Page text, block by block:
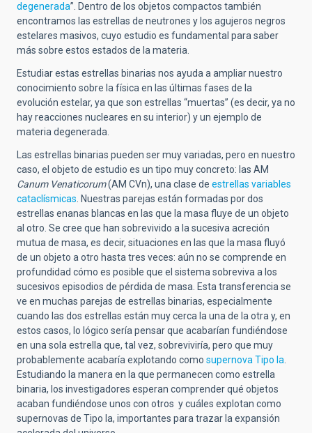
degenerada”. Dentro de los objetos compactos también
encontramos las estrellas de neutrones y los agujeros negros
estelares masivos, cuyo estudio es fundamental para saber
más sobre estos estados de la materia.
Estudiar estas estrellas binarias nos ayuda a ampliar nuestro
conocimiento sobre la física en las últimas fases de la
evolución estelar, ya que son estrellas “muertas” (es decir, ya no
hay reacciones nucleares en su interior) y un ejemplo de
materia degenerada.
Las estrellas binarias pueden ser muy variadas, pero en nuestro
caso, el objeto de estudio es un tipo muy concreto: las AM
Canum Venaticorum(AM CVn), una clase de estrellas variables
cataclísmicas. Nuestras parejas están formadas por dos
estrellas enanas blancas en las que la masa fluye de un objeto
al otro. Se cree que han sobrevivido a la sucesiva acreción
mutua de masa, es decir, situaciones en las que la masa fluyó
de un objeto a otro hasta tres veces: aún no se comprende en
profundidad cómo es posible que el sistema sobreviva a los
sucesivos episodios de pérdida de masa. Esta transferencia se
ve en muchas parejas de estrellas binarias, especialmente
cuando las dos estrellas están muy cerca la una de la otra y, en
estos casos, lo lógico sería pensar que acabarían fundiéndose
en una sola estrella que, tal vez, sobreviviría, pero que muy
probablemente acabaría explotando como supernova Tipo Ia.
Estudiando la manera en la que permanecen como estrella
binaria, los investigadores esperan comprender qué objetos
acaban fundiéndose unos con otros y cuáles explotan como
supernovas de Tipo Ia, importantes para trazar la expansión